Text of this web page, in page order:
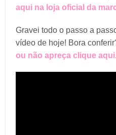
aqui na loja oficial da
Gravei todo o passo a
vídeo de hoje! Bora
ou não apreça clique